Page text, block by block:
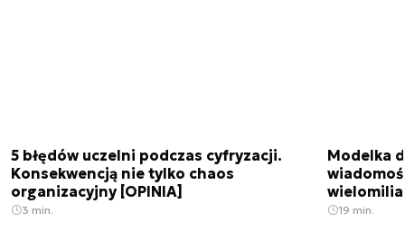
5 błędów uczelni podczas cyfryzacji.
Konsekwencją nie tylko chaos
organizacyjny [OPINIA]
3 min.
Modelka
19 min.